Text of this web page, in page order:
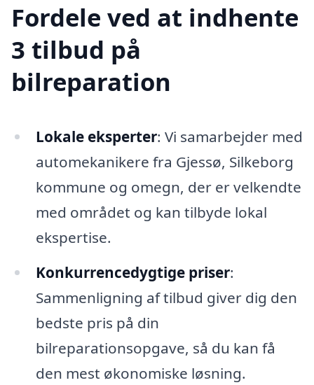
Fordele ved at indhente
3 tilbud på
bilreparation
Lokale eksperter: Vi samarbejder med
automekanikere fra Gjessø, Silkeborg
kommune og omegn, der er velkendte
med området og kan tilbyde lokal
ekspertise.
Konkurrencedygtige priser:
Sammenligning af tilbud giver dig den
bedste pris på din
bilreparationsopgave, så du kan få
den mest økonomiske løsning.